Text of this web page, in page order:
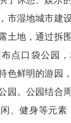
市湿地城市建
土地，通过拆
点口袋公园
色鲜明的游园
园。公园结合
、健身等元素